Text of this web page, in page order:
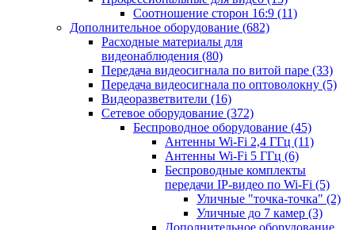
Соотношение сторон 16:9 (11)
Дополнительное оборудование (682)
Расходные материалы для
видеонаблюдения (80)
Передача видеосигнала по витой паре (33)
Передача видеосигнала по оптоволокну (5)
Видеоразветвители (16)
Сетевое оборудование (372)
Беспроводное оборудование (45)
Антенны Wi-Fi 2,4 ГГц (11)
Антенны Wi-Fi 5 ГГц (6)
Беспроводные комплекты
передачи IP-видео по Wi-Fi (5)
Уличные "точка-точка" (2)
Уличные до 7 камер (3)
Дополнительное оборудование